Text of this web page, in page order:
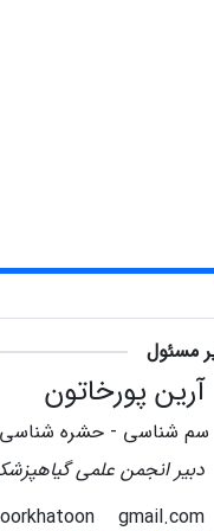
مسئول
آرین پورخاتون
سم شناسی - حشره شناسی
دبیر انجمن علمی
gmail.com